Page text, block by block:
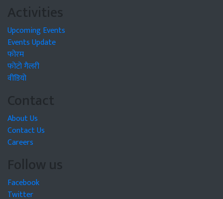
Activities
Upcoming Events
Events Update
फोरम
फोटो गैलरी
वीडियो
Contact
About Us
Contact Us
Careers
Follow us
Facebook
Twitter